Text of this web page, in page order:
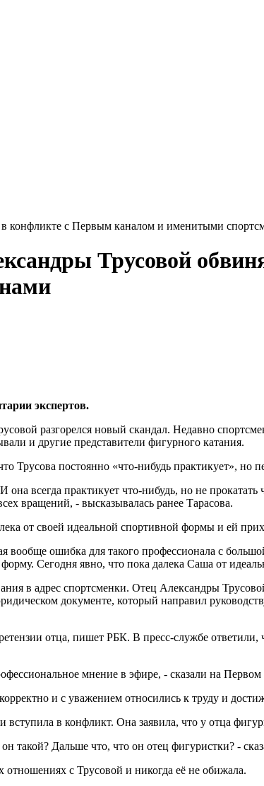
конфликте с Первым каналом и именитыми
Трусовой
экспертов.
разгорелся новый скандал. Недавно
и другие представители фигурного катания.
Трусова постоянно «что-нибудь практикует», но
она всегда практикует что-нибудь, но не
вращений, - высказывалась ранее Тарасова.
от своей идеальной спортивной формы и ей
вообще ошибка для такого профессионала с
Сегодня явно, что пока далека Саша от
в адрес спортсменки. Отец Александры
документе, который направил
отца, пишет РБК. В пресс-службе
мнение в эфире, - сказали на Первом
и с уважением относились к труду и
вступила в конфликт. Она заявила, что у отца
такой? Дальше что, что он отец фигуристки? -
отношениях с Трусовой и никогда её не обижала.